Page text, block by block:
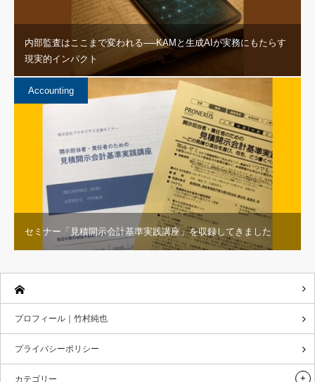
内部監査はここまで変われる──KAMと生成AIが実務にもたらす
現実的インパクト
Accounting
セミナー「見積開示会計基準実践講座」を収録してきました
プロフィール｜竹村純也
プライバシーポリシー
カテゴリー